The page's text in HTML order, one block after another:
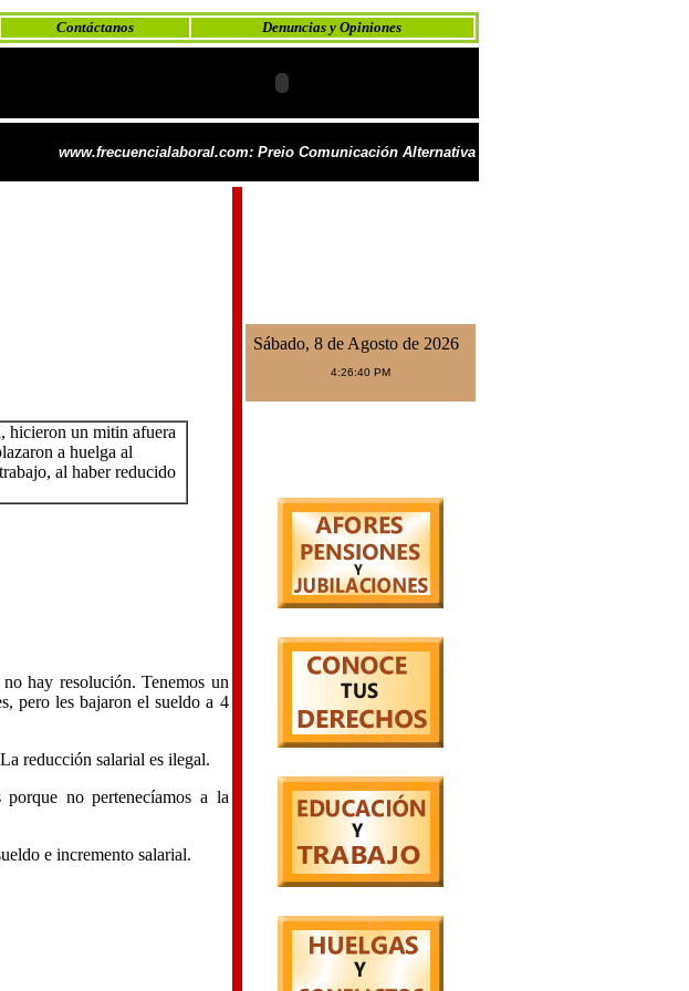
Contáctanos Denuncias y Opiniones
www.frecuencialaboral.com: Preio Comunicación Alternativa
hicieron un mitin afuera
a huelga al
al haber reducido
hay resolución. Tenemos un
pero les bajaron el sueldo a 4
reducción salarial es ilegal.
no pertenecíamos a la
e incremento salarial.
Sábado, 8 de Agosto de 2026
4:26:40 PM